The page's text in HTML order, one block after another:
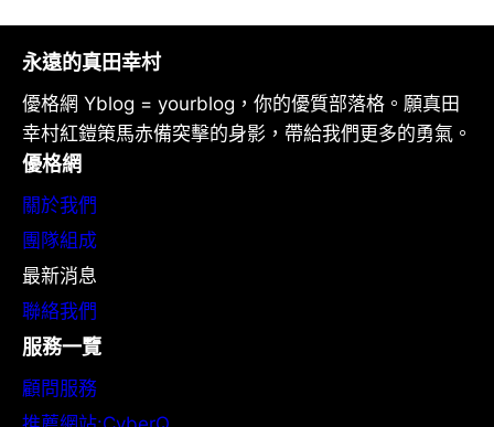
永遠的真田幸村
優格網 Yblog = yourblog，你的優質部落格。願真田
幸村紅鎧策馬赤備突擊的身影，帶給我們更多的勇氣。
優格網
關於我們
團隊組成
最新消息
聯絡我們
服務一覽
顧問服務